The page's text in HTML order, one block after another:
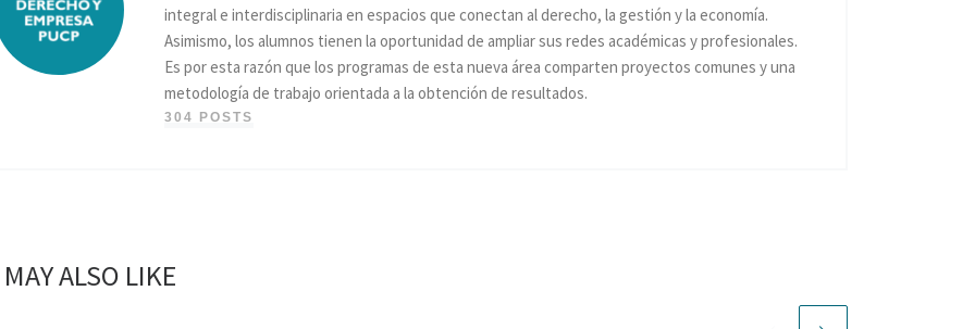
integral e interdisciplinaria en espacios que conectan al derecho, la gestión y la economía.
Asimismo, los alumnos tienen la oportunidad de ampliar sus redes académicas y profesionales.
Es por esta razón que los programas de esta nueva área comparten proyectos comunes y una
metodología de trabajo orientada a la obtención de resultados.
304 POSTS
ALSO LIKE